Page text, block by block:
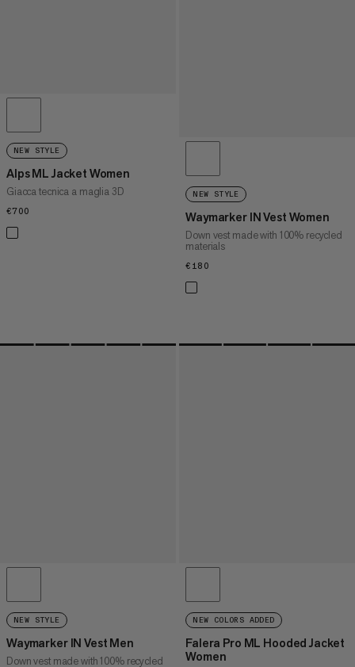
NEW STYLE
Alps ML Jacket Women
Giacca tecnica a maglia 3D
€700
NEW STYLE
Waymarker IN Vest Women
Down vest made with 100% recycled
materials
€180
NEW STYLE
Waymarker IN Vest Men
Down vest made with 100% recycled
NEW COLORS ADDED
Falera Pro ML Hooded Jacket
Women